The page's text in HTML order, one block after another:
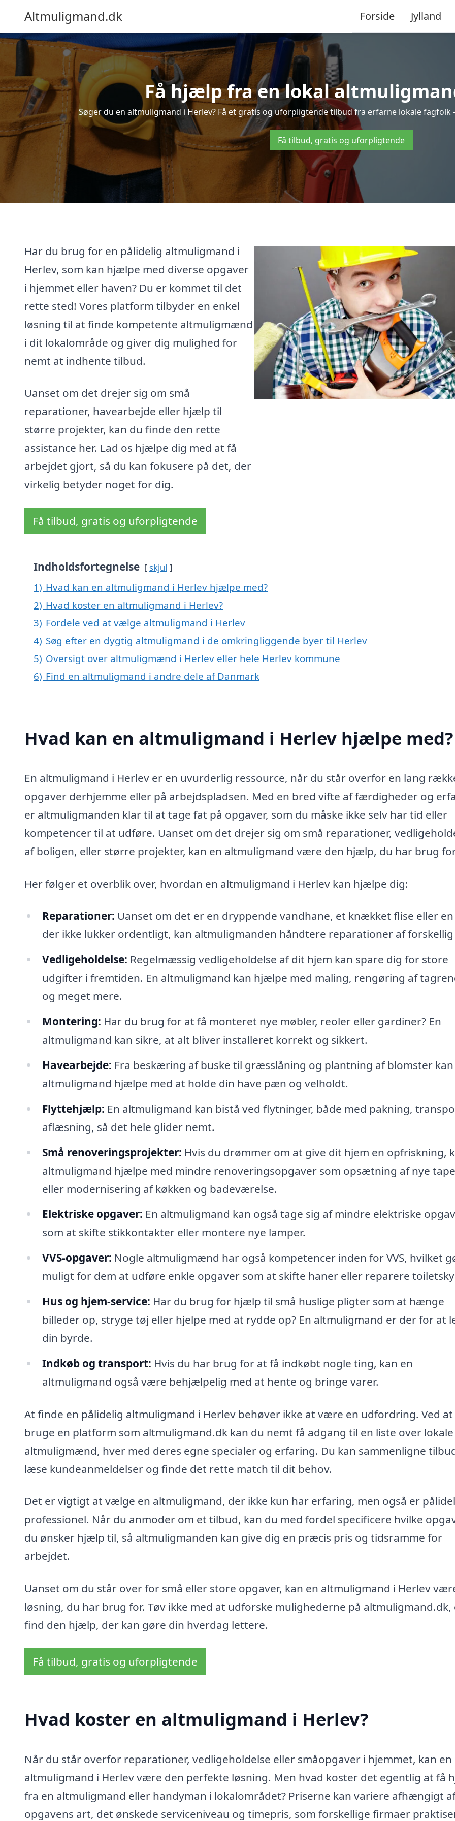
Altmuligmand.dk Forside Jylland
Få hjælp fra en lokal
Søger du en altmuligmand i Herlev? Få et gratis og uforpligtende tilbud fra erfarne lokale fagfolk
Få tilbud, gratis og uforpligtende
Har du brug for en pålidelig altmuligmand i
Herlev, som kan hjælpe med diverse opgaver
i hjemmet eller haven? Du er kommet til det
rette sted! Vores platform tilbyder en enkel
løsning til at finde kompetente altmuligmænd
i dit lokalområde og giver dig mulighed for
nemt at indhente tilbud.
Uanset om det drejer sig om små
reparationer, havearbejde eller hjælp til
større projekter, kan du finde den rette
assistance her. Lad os hjælpe dig med at få
arbejdet gjort, så du kan fokusere på det, der
virkelig betyder noget for dig.
Få tilbud, gratis og uforpligtende
Indholdsfortegnelse skjul
1) Hvad kan en altmuligmand i Herlev hjælpe med?
2) Hvad koster en altmuligmand i Herlev?
3) Fordele ved at vælge altmuligmand i Herlev
4) Søg efter en dygtig altmuligmand i de omkringliggende byer til Herlev
5) Oversigt over altmuligmænd i Herlev eller hele Herlev kommune
6) Find en altmuligmand i andre dele af Danmark
Hvad kan en altmuligmand i Herlev hjælpe med?
En altmuligmand i Herlev er en uvurderlig ressource, når du står overfor en lang
opgaver derhjemme eller på arbejdspladsen. Med en bred vifte af færdigheder og
er altmuligmanden klar til at tage fat på opgaver, som du måske ikke selv har tid eller
kompetencer til at udføre. Uanset om det drejer sig om små reparationer,
af boligen, eller større projekter, kan en altmuligmand være den hjælp, du har brug
Her følger et overblik over, hvordan en altmuligmand i Herlev kan hjælpe dig:
Reparationer: Uanset om det er en dryppende vandhane, et knækket flise eller en
der ikke lukker ordentligt, kan altmuligmanden håndtere reparationer af
Vedligeholdelse: Regelmæssig vedligeholdelse af dit hjem kan spare dig for store
udgifter i fremtiden. En altmuligmand kan hjælpe med maling, rengøring af
og meget mere.
Montering: Har du brug for at få monteret nye møbler, reoler eller gardiner? En
altmuligmand kan sikre, at alt bliver installeret korrekt og sikkert.
Havearbejde: Fra beskæring af buske til græsslåning og plantning af blomster
altmuligmand hjælpe med at holde din have pæn og velholdt.
Flyttehjælp: En altmuligmand kan bistå ved flytninger, både med pakning,
aflæsning, så det hele glider nemt.
Små renoveringsprojekter: Hvis du drømmer om at give dit hjem en opfriskning,
altmuligmand hjælpe med mindre renoveringsopgaver som opsætning af nye
eller modernisering af køkken og badeværelse.
Elektriske opgaver: En altmuligmand kan også tage sig af mindre elektriske
som at skifte stikkontakter eller montere nye lamper.
VVS-opgaver: Nogle altmuligmænd har også kompetencer inden for VVS, hvilket
muligt for dem at udføre enkle opgaver som at skifte haner eller reparere
Hus og hjem-service: Har du brug for hjælp til små huslige pligter som at hænge
billeder op, stryge tøj eller hjelpe med at rydde op? En altmuligmand er der for at
din byrde.
Indkøb og transport: Hvis du har brug for at få indkøbt nogle ting, kan en
altmuligmand også være behjælpelig med at hente og bringe varer.
At finde en pålidelig altmuligmand i Herlev behøver ikke at være en udfordring. Ved at
bruge en platform som altmuligmand.dk kan du nemt få adgang til en liste over lokale
altmuligmænd, hver med deres egne specialer og erfaring. Du kan sammenligne
læse kundeanmeldelser og finde det rette match til dit behov.
Det er vigtigt at vælge en altmuligmand, der ikke kun har erfaring, men også er
professionel. Når du anmoder om et tilbud, kan du med fordel specificere hvilke
du ønsker hjælp til, så altmuligmanden kan give dig en præcis pris og tidsramme for
arbejdet.
Uanset om du står over for små eller store opgaver, kan en altmuligmand i Herlev
løsning, du har brug for. Tøv ikke med at udforske mulighederne på altmuligmand.dk,
find den hjælp, der kan gøre din hverdag lettere.
Få tilbud, gratis og uforpligtende
Hvad koster en altmuligmand i Herlev?
Når du står overfor reparationer, vedligeholdelse eller småopgaver i hjemmet, kan en
altmuligmand i Herlev være den perfekte løsning. Men hvad koster det egentlig at få
fra en altmuligmand eller handyman i lokalområdet? Priserne kan variere afhængigt
opgavens art, det ønskede serviceniveau og timepris, som forskellige firmaer